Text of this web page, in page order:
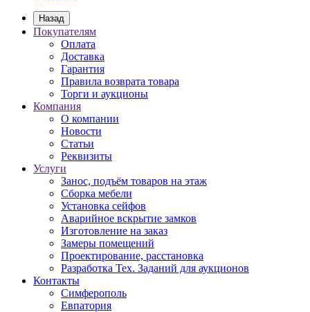
Назад
Покупателям
Оплата
Доставка
Гарантия
Правила возврата товара
Торги и аукционы
Компания
О компании
Новости
Статьи
Реквизиты
Услуги
Занос, подъём товаров на этаж
Сборка мебели
Установка сейфов
Аварийное вскрытие замков
Изготовление на заказ
Замеры помещений
Проектирование, расстановка
Разработка Тех. Заданий для аукционов
Контакты
Симферополь
Евпатория